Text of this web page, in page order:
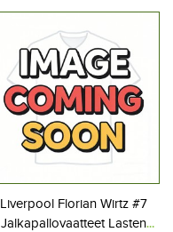
housut)
Liverpool Florian Wirtz #7
Jalkapallovaatteet Lasten